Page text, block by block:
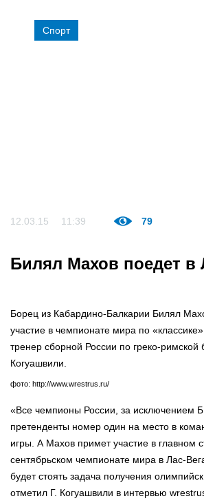
Спорт
12.03.15 11:39 79
Билял Махов поедет в
Борец из Кабардино-Балкарии Билял
участие в чемпионате мира по
тренер сборной России по греко-римской
Когуашвили.
фото: http://www.wrestrus.ru/
«Все чемпионы России, за исключением
претенденты номер один на место в
игры. А Махов примет участие в главном
сентябрьском чемпионате мира в Лас-
будет стоять задача получения
отметил Г. Когуашвили в интервью